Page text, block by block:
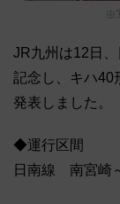
※
JR九州は12日
記念し、キハ40
発表しました。
◆運行区間
日南線 南宮崎